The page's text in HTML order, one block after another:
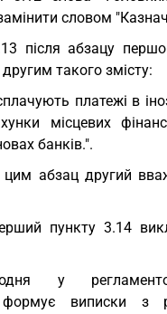
словом
після абзацу
такого змісту:
платежі в
місцевих
банків.".
цим абзац другий
пункту 3.14
у
формує виписки з